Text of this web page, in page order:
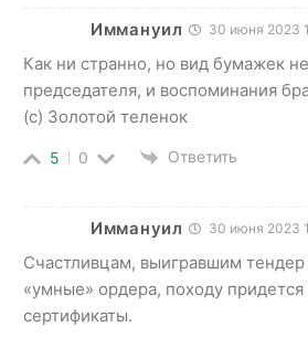
Иммануил 30 июня 2023
Как ни странно, но вид бумажек
председателя, и воспоминания
(с) Золотой теленок
5 0 Ответить
Иммануил 30 июня 2023
Счастливцам, выигравшим тендер
«умные» ордера, походу придется
сертификаты.